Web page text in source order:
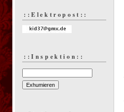
::Elektropost::
::Inspektion::